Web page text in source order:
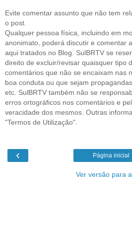
Evite comentar assunto que não tem
o post.
Qualquer pessoa física, incluindo em
anonimato, poderá discutir e comentar
aqui tratados no Blog. SulBRTV se
direito de excluir/revisar quaisquer tipo
comentários que não se encaixam nas
boa conduta ou que sejam
etc. SulBRTV também não se
erros ortográficos nos comentários e
veracidade dos mesmos. Outras
"Termos de Utilização".
‹ Página inicial
Ver versão para